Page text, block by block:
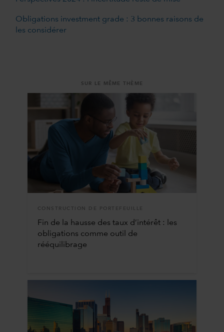
Obligations investment grade : 3 bonnes raisons de
les considérer
SUR LE MÊME THÈME
CONSTRUCTION DE PORTEFEUILLE
Fin de la hausse des taux d’intérêt : les
obligations comme outil de
rééquilibrage